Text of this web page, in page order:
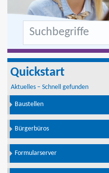
Quickstart
Aktuelles – Schnell gefunden
Baustellen
Bürgerbüros
Formularserver